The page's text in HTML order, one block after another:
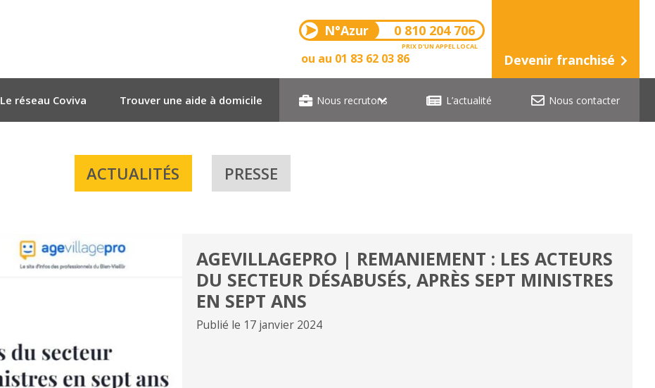
N°Azur 0 810 204 706
PRIX D'UN APPEL LOCAL
ou au 01 83 62 03 86 Devenir franchisé
Le réseau Coviva Trouver une aide à domicile Nous recrutons L’actualité Nous contacter
ACTUALITÉS PRESSE
AGEVILLAGEPRO | REMANIEMENT : LES ACTEURS
DU SECTEUR DÉSABUSÉS, APRÈS SEPT MINISTRES
EN SEPT ANS
Publié le 17 janvier 2024